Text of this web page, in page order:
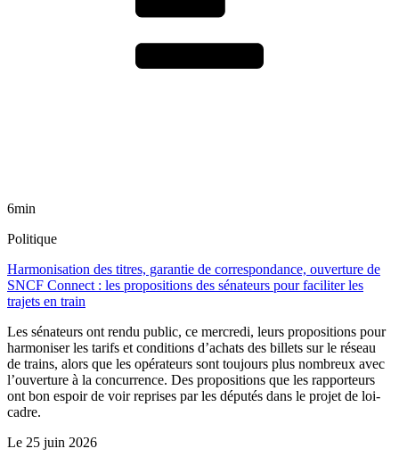
6min
Politique
Harmonisation des titres, garantie de correspondance, ouverture de
SNCF Connect : les propositions des sénateurs pour faciliter les
trajets en train
Les sénateurs ont rendu public, ce mercredi, leurs propositions pour
harmoniser les tarifs et conditions d’achats des billets sur le réseau
de trains, alors que les opérateurs sont toujours plus nombreux avec
l’ouverture à la concurrence. Des propositions que les rapporteurs
ont bon espoir de voir reprises par les députés dans le projet de loi-
cadre.
Le 25 juin 2026